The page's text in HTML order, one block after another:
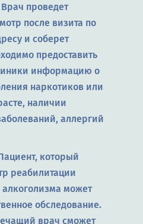
Врач проведет
после визита по
и соберет
предоставить
информацию о
наркотиков или
наличии
аллергий
который
реабилитации
может
обследование.
врач сможет